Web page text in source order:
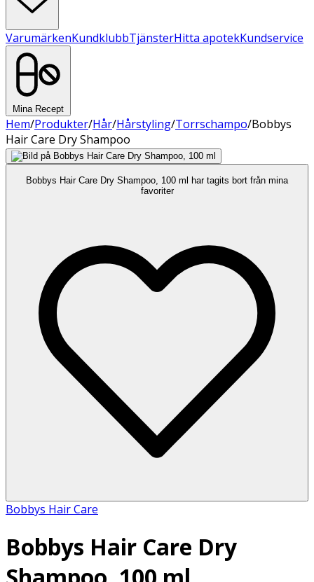
VarumärkenKundklubbTjänsterHitta apotekKundservice
Mina Recept
Hem/Produkter/Hår/Hårstyling/Torrschampo/Bobbys
Hair Care Dry Shampoo
Bobbys Hair Care Dry Shampoo, 100 ml har tagits bort från mina
favoriter
Bobbys Hair Care
Bobbys Hair Care Dry